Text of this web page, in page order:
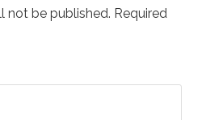
not be published. Required